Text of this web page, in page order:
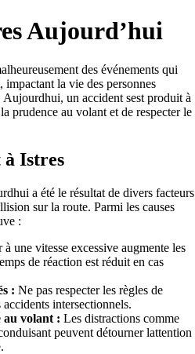
Aujourd’hui
des événements qui
la vie des personnes
un accident sest produit à
prudence au volant et de respecter le
à Istres
a été le résultat de divers facteurs
sur la route. Parmi les causes
:
à une vitesse excessive augmente les
de réaction est réduit en cas
: Ne pas respecter les règles de
intersectionnels.
au volant : Les distractions comme
peuvent détourner lattention